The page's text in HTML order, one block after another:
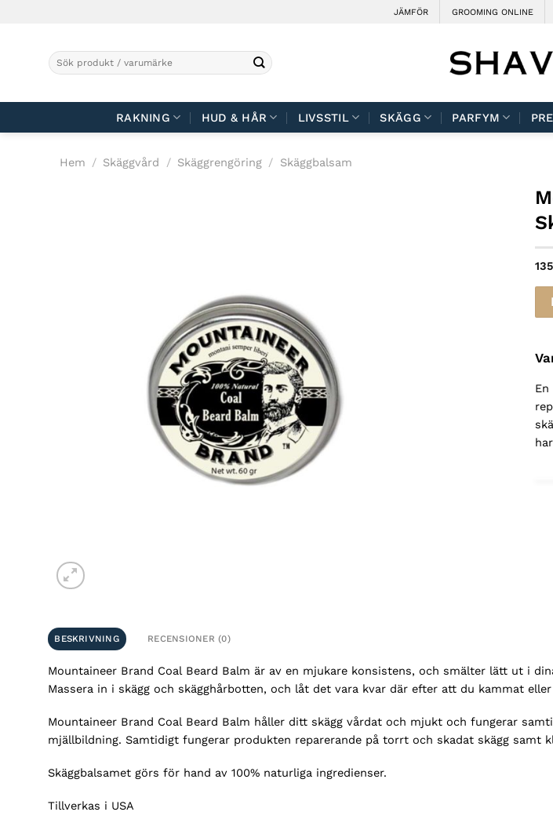
JÄMFÖR GROOMING ONLINE
Sök
efter:
RAKNING HUD & HÅR LIVSSTIL SKÄGG PARFYM
Hem / Skäggvård / Skäggrengöring / Skäggbalsam
BESKRIVNING RECENSIONER (0)
Mountaineer Brand Coal Beard Balm är av en mjukare konsistens, och smälter lätt ut i
Massera in i skägg och skägghårbotten, och låt det vara kvar där efter att du kammat
Mountaineer Brand Coal Beard Balm håller ditt skägg vårdat och mjukt och fungerar
mjällbildning. Samtidigt fungerar produkten reparerande på torrt och skadat skägg samt
Skäggbalsamet görs för hand av 100% naturliga ingredienser.
Tillverkas i USA